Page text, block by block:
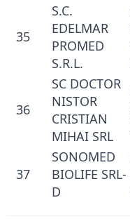
35
S.C.
EDELMAR
PROMED
S.R.L.
36
SC DOCTOR
NISTOR
CRISTIAN
MIHAI SRL
37
SONOMED
BIOLIFE SRL-
D